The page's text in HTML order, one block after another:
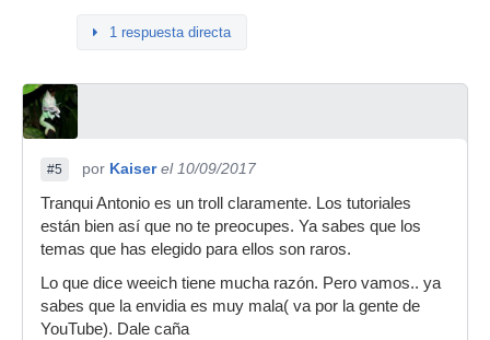
1 respuesta directa
#5 por Kaiser el 10/09/2017
Tranqui Antonio es un troll claramente. Los tutoriales
están bien así que no te preocupes. Ya sabes que los
temas que has elegido para ellos son raros.
Lo que dice weeich tiene mucha razón. Pero vamos.. ya
sabes que la envidia es muy mala( va por la gente de
YouTube). Dale caña